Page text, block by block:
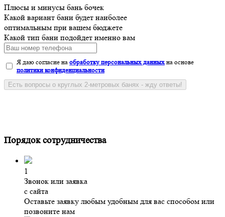
Плюсы и минусы бань бочек
Какой вариант бани будет наиболее
оптимальным при вашем бюджете
Какой тип бани подойдет именно вам
Я даю согласие на обработку персональных данных на основе
политики конфиденциальности
Есть вопросы о круглых 2-метровых банях - жду ответы!
Порядок сотрудничества
1
Звонок или заявка
с сайта
Оставьте заявку любым удобным для вас способом или
позвоните нам